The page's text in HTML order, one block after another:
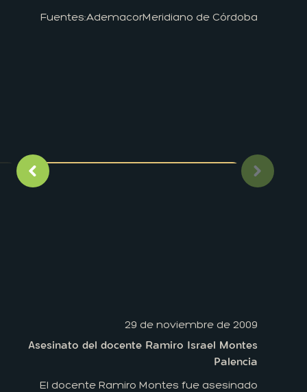
Fuentes:AdemacorMeridiano de Córdoba
Imagen anterior
29 de noviembre de 2009
Asesinato del docente Ramiro Israel Montes
Palencia
El docente Ramiro Montes fue asesinado